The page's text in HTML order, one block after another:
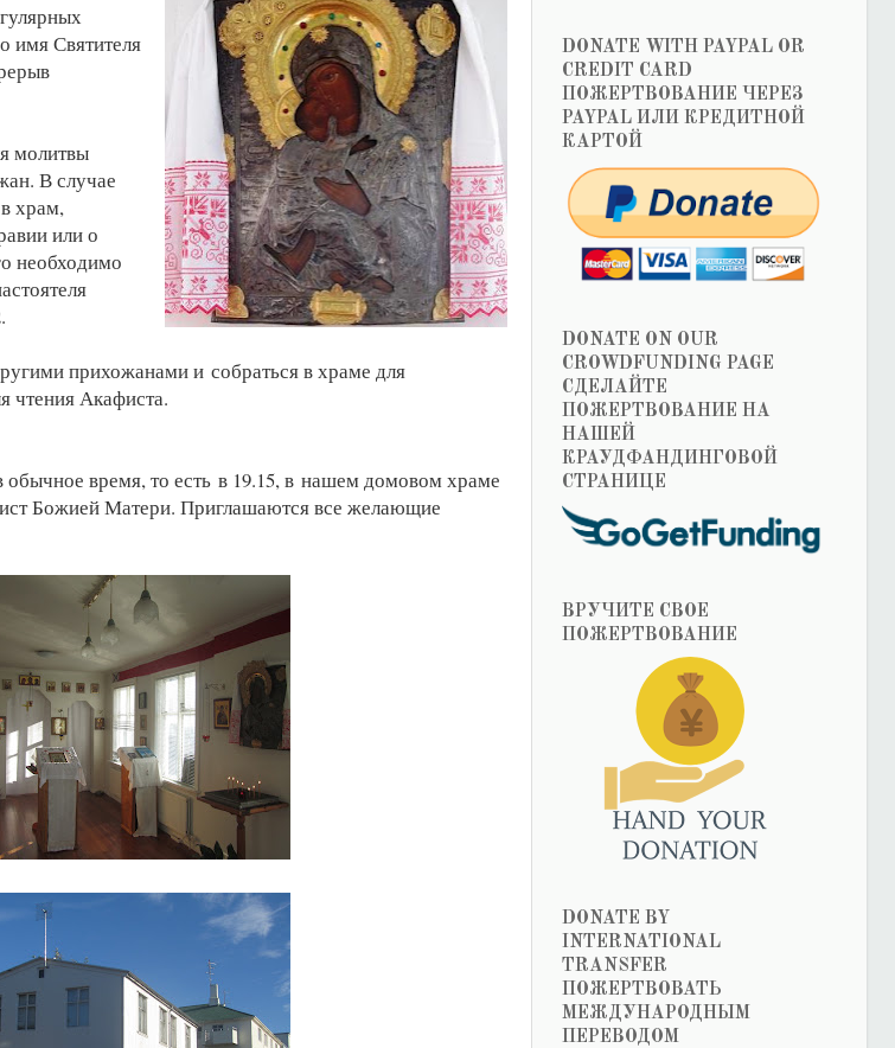
имя Святителя
молитвы
В случае
храм,
или о
необходимо
прихожанами и собраться в храме для
чтения Акафиста.
время, то есть в 19.15, в нашем домовом храме
Божией Матери. Приглашаются все желающие
DONATE WITH PAYPAL OR
CREDIT CARD
ПОЖЕРТВОВАНИЕ ЧЕРЕЗ
PAYPAL ИЛИ КРЕДИТНОЙ
КАРТОЙ
DONATE ON OUR
CROWDFUNDING PAGE
СДЕЛАЙТЕ
ПОЖЕРТВОВАНИЕ НА
НАШЕЙ
КРАУДФАНДИНГОВОЙ
СТРАНИЦЕ
ВРУЧИТЕ СВОЕ
ПОЖЕРТВОВАНИЕ
DONATE BY
INTERNATIONAL
TRANSFER
ПОЖЕРТВОВАТЬ
МЕЖДУНАРОДНЫМ
ПЕРЕВОДОМ